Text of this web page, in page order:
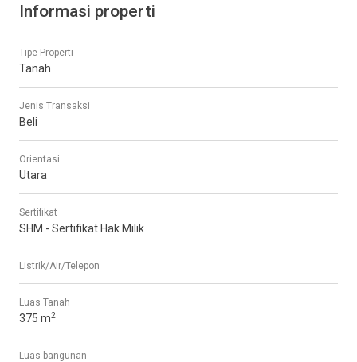
Informasi properti
Tipe Properti
Tanah
Jenis Transaksi
Beli
Orientasi
Utara
Sertifikat
SHM - Sertifikat Hak Milik
Listrik/Air/Telepon
Luas Tanah
375 m2
Luas bangunan